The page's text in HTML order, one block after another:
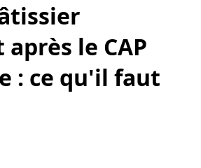
le CAP
: ce qu'il faut